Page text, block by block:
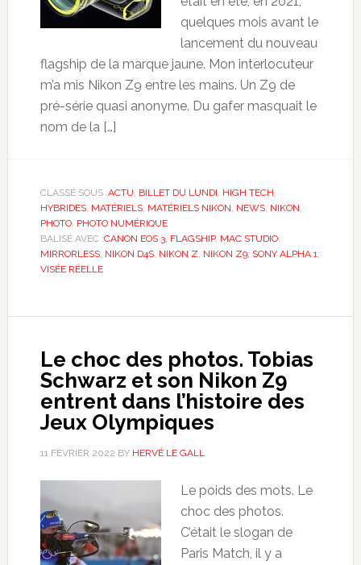
quelques mois avant le
lancement du nouveau
flagship de la marque jaune. Mon interlocuteur
m’a mis Nikon Z9 entre les mains. Un Z9 de
pré-série quasi anonyme. Du gafer masquait le
nom de la […]
CLASSÉ SOUS :ACTU BILLET DU LUNDI HIGH TECH
HYBRIDES, MATÉRIELS, MATÉRIELS NIKON NEWS, NIKON
PHOTO, PHOTO NUMÉRIQUE
BALISÉ AVEC :CANON EOS 3, FLAGSHIP, MAC STUDIO,
MIRRORLESS, NIKON D4S, NIKON Z NIKON Z9, SONY ALPHA 1
VISÉE RÉELLE
Le choc des photos. Tobias
Schwarz et son Nikon Z9
entrent dans l’histoire des
Jeux Olympiques
11 FÉVRIER 2022 BY HERVÉ LE GALL
Le poids des mots. Le
choc des photos.
C’était le slogan de
Paris Match, il y a